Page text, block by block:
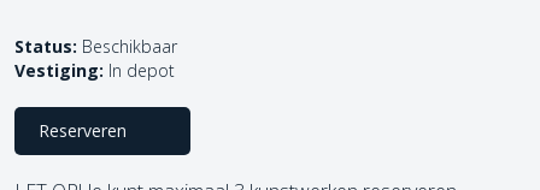
Status: Beschikbaar
Vestiging: In depot
Reserveren